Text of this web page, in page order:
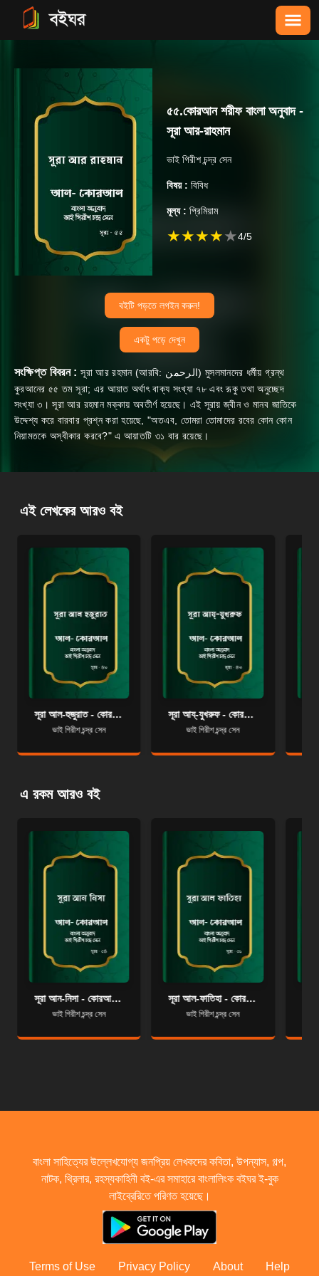
৫৫.কোরআন শরীফ বাংলা অনুবাদ -
সূরা আর-রাহমান
ভাই গিরীশ চন্দ্র সেন
বিষয় : বিবিধ
মূল্য : প্রিমিয়াম
★★★★★4/5
বইটি পড়তে লগইন করুন!
একটু পড়ে দেখুন
সংক্ষিপ্ত বিবরন : সূরা আর রহমান (আরবি: الرحمن) মুসলমানদের ধর্মীয় গ্রন্থ
কুরআনের ৫৫ তম সূরা; এর আয়াত অর্থাৎ বাক্য সংখ্যা ৭৮ এবং রূকু তথা অনুচ্ছেদ
সংখ্যা ৩। সূরা আর রহমান মক্কায় অবতীর্ণ হয়েছে। এই সূরায় জ্বীন ও মানব জাতিকে
উদ্দেশ্য করে বারবার প্রশ্ন করা হয়েছে, "অতএব, তোমরা তোমাদের রবের কোন কোন
নিয়ামতকে অস্বীকার করবে?" এ আয়াতটি ৩১ বার রয়েছে।
এই লেখকের আরও বই
সূরা আল-হুজুরাত - কোরআন শরীফ বাংলা অনুবাদ - সূরা ৪৯
ভাই গিরীশ চন্দ্র সেন
সূরা আয্‌-যুখরুফ - কোরআন শরীফ বাংলা অনুবাদ - সূরা ৪৩
ভাই গিরীশ চন্দ্র সেন
এ রকম আরও বই
সূরা আন-নিসা - কোরআন শরীফ বাংলা অনুবাদ - সূরা ৪
ভাই গিরীশ চন্দ্র সেন
সূরা আল-ফাতিহা - কোরআন শরীফ বাংলা অনুবাদ - সূরা ১
ভাই গিরীশ চন্দ্র সেন
বাংলা সাহিত্যের উল্লেখযোগ্য জনপ্রিয় লেখকদের কবিতা, উপন্যাস, গল্প,
নাটক, থ্রিলার, রহস্যকাহিনী বই-এর সমাহারে বাংলালিংক বইঘর ই-বুক
লাইব্রেরিতে পরিণত হয়েছে।
Terms of Use Privacy Policy About Help